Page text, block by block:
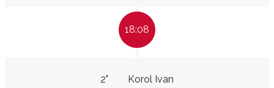
18:08
Korol Ivan
2"